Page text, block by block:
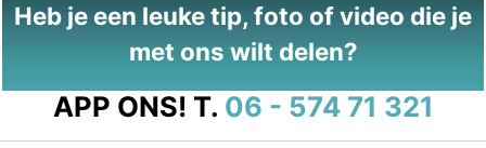
Heb je een leuke tip, foto of video die je
met ons wilt delen?
APP ONS! T. 06 - 574 71 321